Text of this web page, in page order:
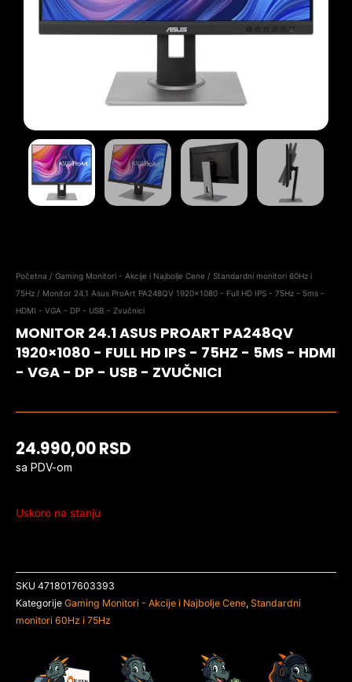
Početna / Gaming Monitori - Akcije i Najbolje Cene / Standardni monitori 60Hz i
75Hz / Monitor 24.1 Asus ProArt PA248QV 1920×1080 - Full HD IPS - 75Hz - 5ms -
HDMI - VGA - DP - USB - Zvučnici
MONITOR 24.1 ASUS PROART PA248QV
1920×1080 - FULL HD IPS - 75HZ - 5MS - HDMI
- VGA - DP - USB - ZVUČNICI
24.990,00RSD
sa PDV-om
Uskoro na stanju
SKU 4718017603393
Kategorije Gaming Monitori - Akcije i Najbolje Cene, Standardni
monitori 60Hz i 75Hz